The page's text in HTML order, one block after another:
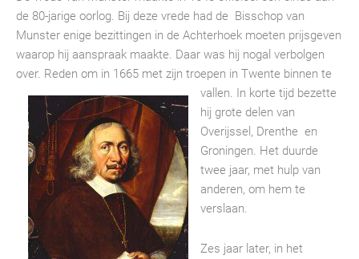
de 80-jarige oorlog. Bij deze vrede had de Bisschop van
Munster enige bezittingen in de Achterhoek moeten prijsgeven
waarop hij aanspraak maakte. Daar was hij nogal verbolgen
over. Reden om in 1665 met zijn troepen in Twente binnen te
vallen. In korte tijd bezette
hij grote delen van
Overijssel, Drenthe en
Groningen. Het duurde
twee jaar, met hulp van
anderen, om hem te
verslaan.
Zes jaar later, in het